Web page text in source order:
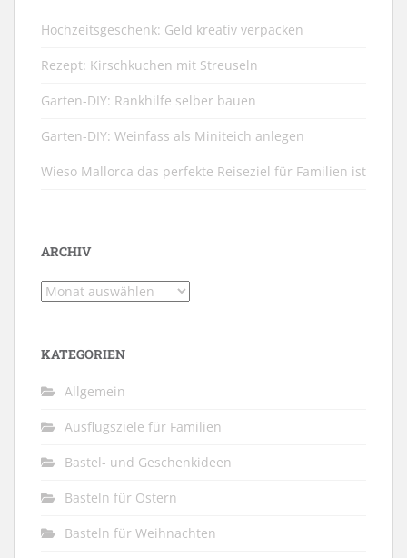
Hochzeitsgeschenk: Geld kreativ verpacken
Rezept: Kirschkuchen mit Streuseln
Garten-DIY: Rankhilfe selber bauen
Garten-DIY: Weinfass als Miniteich anlegen
Wieso Mallorca das perfekte Reiseziel für Familien ist
ARCHIV
Archiv
KATEGORIEN
Allgemein
Ausflugsziele für Familien
Bastel- und Geschenkideen
Basteln für Ostern
Basteln für Weihnachten